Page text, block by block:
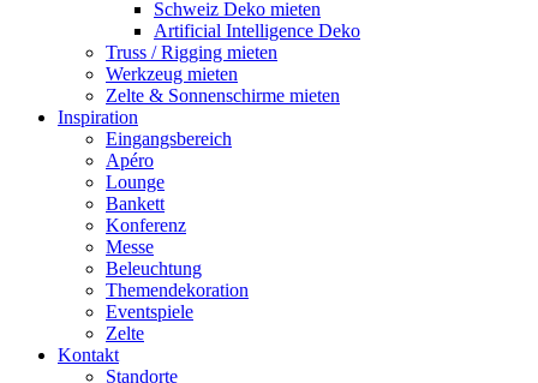
Schweiz Deko mieten
Artificial Intelligence Deko
Truss / Rigging mieten
Werkzeug mieten
Zelte & Sonnenschirme mieten
Inspiration
Eingangsbereich
Apéro
Lounge
Bankett
Konferenz
Messe
Beleuchtung
Themendekoration
Eventspiele
Zelte
Kontakt
Standorte